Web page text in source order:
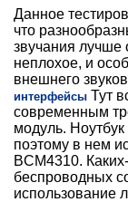
Данное
что
звучания лучше
неплохое, и
внешнего
интерфейсы Тут
современным
модуль.
поэтому в нем
BCM4310.
беспроводных
использование